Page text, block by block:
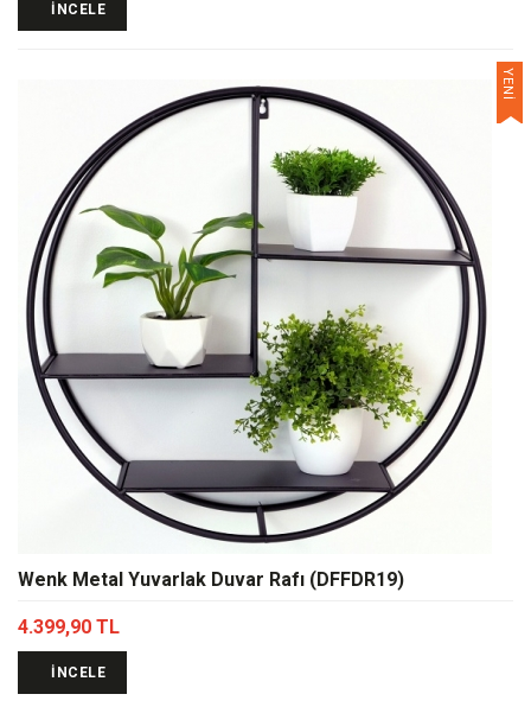
İNCELE
YENİ
Wenk Metal Yuvarlak Duvar Rafı (DFFDR19)
4.399,90 TL
İNCELE